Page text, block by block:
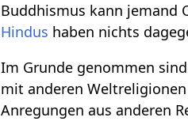
Buddhismus kann jemand
Hindus haben nichts
Im Grunde genommen
mit anderen
Anregungen aus anderen